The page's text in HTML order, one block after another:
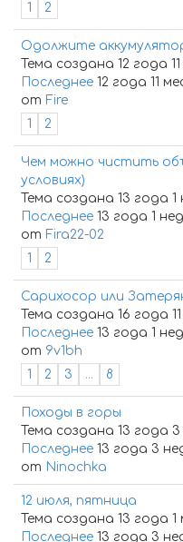
1
2
Одолжите
Тема создана 12 года
Последнее 12 года 11
от Fire
1
2
Чем можно чистить
условиях)
Тема создана 13 года
Последнее 13 года 1
от Fira22-02
1
2
Сарихосор или
Тема создана 16 года
Последнее 13 года 1
от 9v1bh
1
2 3 ... 8
Походы в горы
Тема создана 13 года
Последнее 13 года 3
от Ninochka
12 июля, пятница
Тема создана 13 года
Последнее 13 года 3